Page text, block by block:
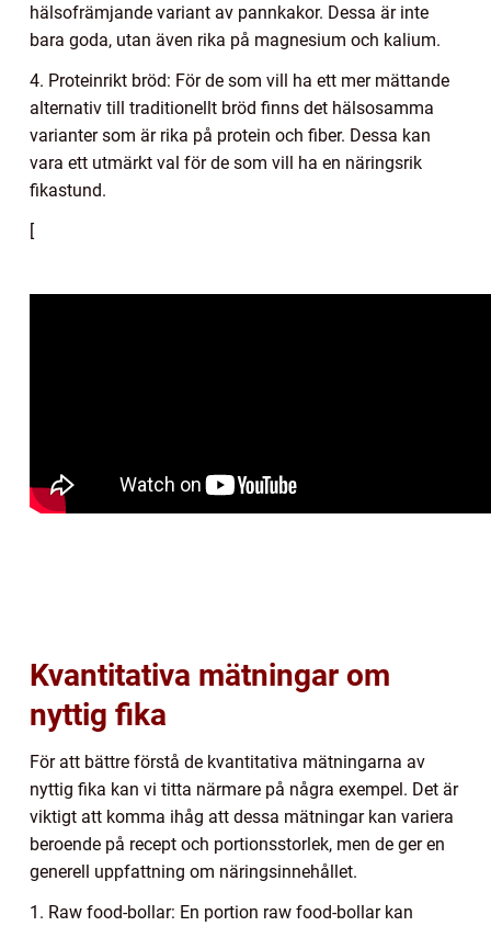
hälsofrämjande variant av pannkakor. Dessa är inte
bara goda, utan även rika på magnesium och kalium.
4. Proteinrikt bröd: För de som vill ha ett mer mättande
alternativ till traditionellt bröd finns det hälsosamma
varianter som är rika på protein och fiber. Dessa kan
vara ett utmärkt val för de som vill ha en näringsrik
fikastund.
[
Kvantitativa mätningar om
nyttig fika
För att bättre förstå de kvantitativa mätningarna av
nyttig fika kan vi titta närmare på några exempel. Det är
viktigt att komma ihåg att dessa mätningar kan variera
beroende på recept och portionsstorlek, men de ger en
generell uppfattning om näringsinnehållet.
1. Raw food-bollar: En portion raw food-bollar kan